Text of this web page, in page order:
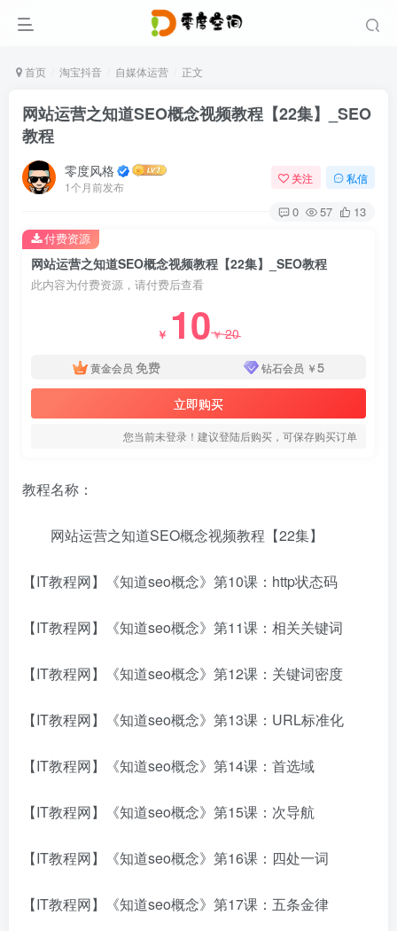
首页 淘宝抖音 自媒体运营 正文
网站运营之知道SEO概念视频教程【22集】_SEO
教程
零度风格
1个月前发布
关注 私信
0 57 13
网站运营之知道SEO概念视频教程【22集】_SEO教程
此内容为付费资源，请付费后查看
￥ 10￥20
黄金会员 免费 钻石会员 ￥5
立即购买
您当前未登录！建议登陆后购买，可保存购买订单
付费资源
教程名称：
网站运营之知道SEO概念视频教程【22集】
【IT教程网】《知道seo概念》第10课：http状态码
【IT教程网】《知道seo概念》第11课：相关关键词
【IT教程网】《知道seo概念》第12课：关键词密度
【IT教程网】《知道seo概念》第13课：URL标准化
【IT教程网】《知道seo概念》第14课：首选域
【IT教程网】《知道seo概念》第15课：次导航
【IT教程网】《知道seo概念》第16课：四处一词
【IT教程网】《知道seo概念》第17课：五条金律